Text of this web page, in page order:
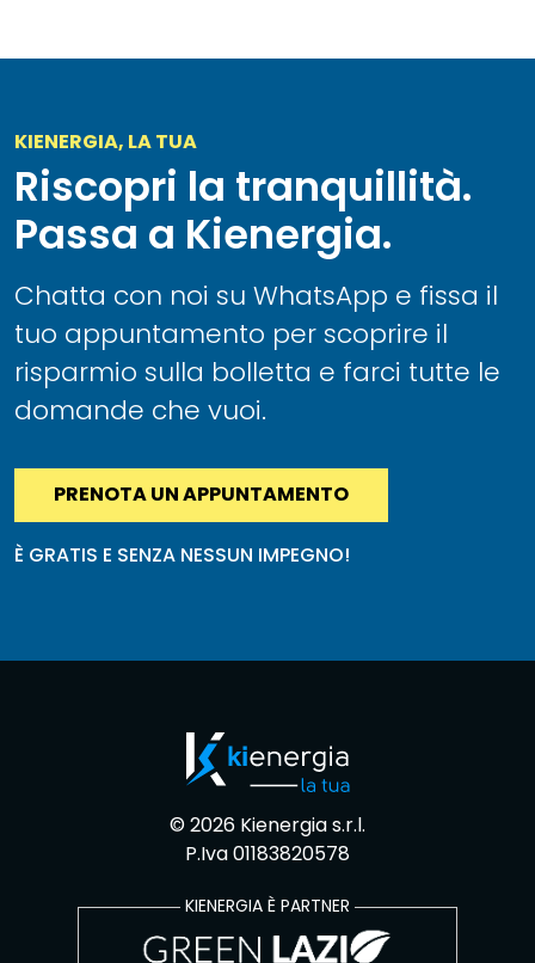
KIENERGIA, LA TUA
Riscopri la tranquillità.
Passa a Kienergia.
Chatta con noi su WhatsApp e fissa il
tuo appuntamento per scoprire il
risparmio sulla bolletta e farci tutte le
domande che vuoi.
PRENOTA UN APPUNTAMENTO
È GRATIS E SENZA NESSUN IMPEGNO!
© 2026 Kienergia s.r.l.
P.Iva 01183820578
KIENERGIA È PARTNER